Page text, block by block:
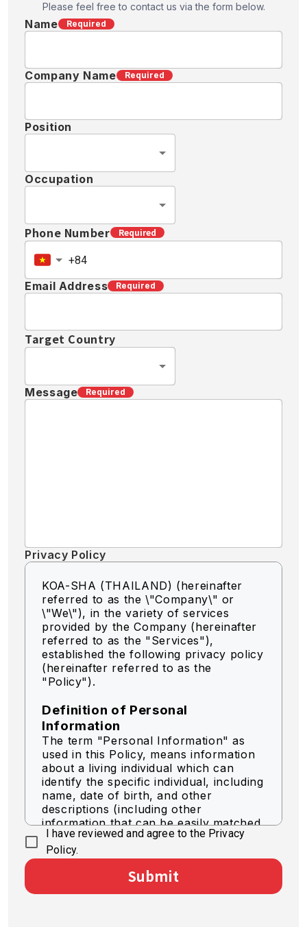
Please feel free to contact us via the form below.
Name Required
Company Name Required
Position
Occupation
Phone Number Required
Email Address Required
Target Country
Message Required
Privacy Policy
KOA-SHA (THAILAND) (hereinafter
referred to as the \"Company\" or
\"We\"), in the variety of services
provided by the Company (hereinafter
referred to as the "Services"),
established the following privacy policy
(hereinafter referred to as the
"Policy").
Definition of Personal
Information
The term "Personal Information" as
used in this Policy, means information
about a living individual which can
identify the specific individual, including
name, date of birth, and other
descriptions (including other
information that can be easily matched
to identify a specific individual).
We acquire personal information by
I have reviewed and agree to the Privacy
Policy.
Submit